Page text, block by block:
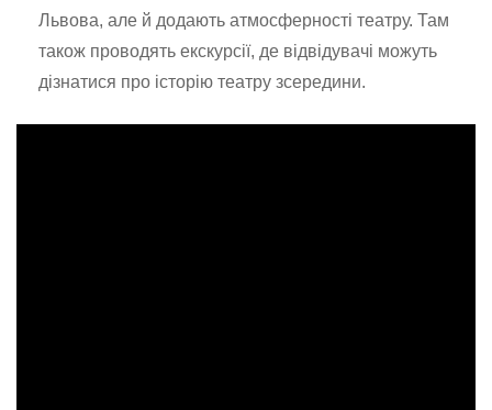
Львова, але й додають атмосферності театру. Там
також проводять екскурсії, де відвідувачі можуть
дізнатися про історію театру зсередини.